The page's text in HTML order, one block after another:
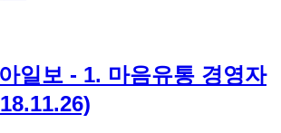
일보 - 1. 마음유통 경영자